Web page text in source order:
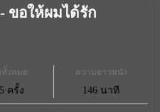
งหมด
ครั้ง
ความยาวหนัง
146 นาที
- ขอให้ผมได้รัก